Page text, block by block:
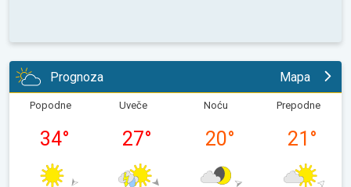
Prognoza Mapa
Popodne
34°
Uveče
27°
Noću
20°
Prepodne
21 °